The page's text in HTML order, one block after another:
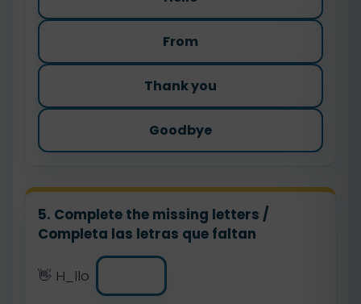
From
Thank you
Goodbye
5. Complete the missing letters /
Completa las letras que faltan
👋 H_llo